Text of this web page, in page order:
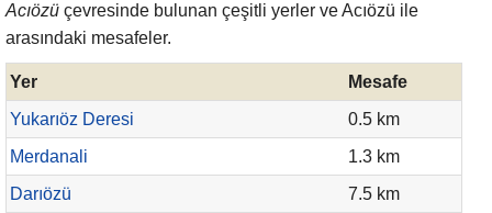
Acıözü çevresinde bulunan çeşitli yerler ve Acıözü ile
arasındaki mesafeler.
Yer
Mesafe
Yukarıöz Deresi
0.5 km
Merdanali
1.3 km
Darıözü
7.5 km